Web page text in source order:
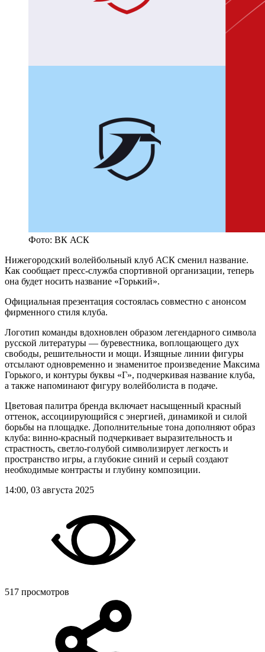
Фото: ВК АСК
Нижегородский волейбольный клуб АСК сменил название.
Как сообщает пресс-служба спортивной организации, теперь
она будет носить название «Горький».
Официальная презентация состоялась совместно с анонсом
фирменного стиля клуба.
Логотип команды вдохновлен образом легендарного символа
русской литературы — буревестника, воплощающего дух
свободы, решительности и мощи. Изящные линии фигуры
отсылают одновременно и знаменитое произведение Максима
Горького, и контуры буквы «Г», подчеркивая название клуба,
а также напоминают фигуру волейболиста в подаче.
Цветовая палитра бренда включает насыщенный красный
оттенок, ассоциирующийся с энергией, динамикой и силой
борьбы на площадке. Дополнительные тона дополняют образ
клуба: винно-красный подчеркивает выразительность и
страстность, светло-голубой символизирует легкость и
пространство игры, а глубокие синий и серый создают
необходимые контрасты и глубину композиции.
14:00, 03 августа 2025
517 просмотров